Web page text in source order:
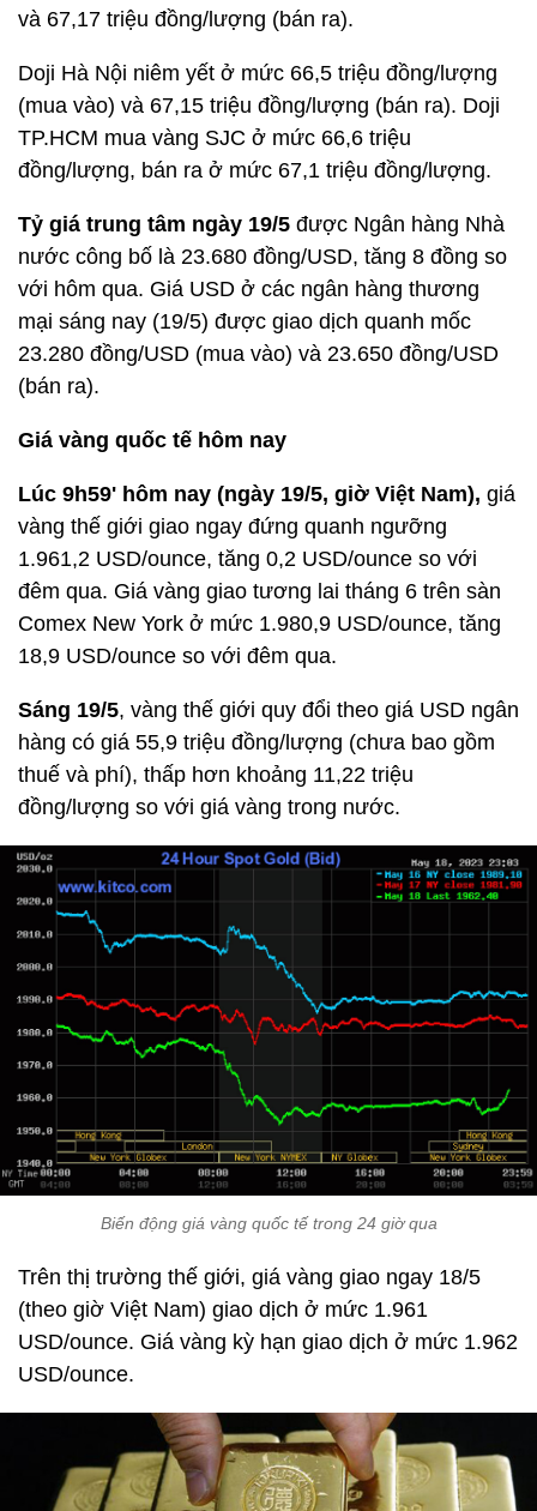
và 67,17 triệu đồng/lượng (bán ra).
Doji Hà Nội niêm yết ở mức 66,5 triệu đồng/lượng
(mua vào) và 67,15 triệu đồng/lượng (bán ra). Doji
TP.HCM mua vàng SJC ở mức 66,6 triệu
đồng/lượng, bán ra ở mức 67,1 triệu đồng/lượng.
Tỷ giá trung tâm ngày 19/5 được Ngân hàng Nhà
nước công bố là 23.680 đồng/USD, tăng 8 đồng so
với hôm qua. Giá USD ở các ngân hàng thương
mại sáng nay (19/5) được giao dịch quanh mốc
23.280 đồng/USD (mua vào) và 23.650 đồng/USD
(bán ra).
Giá vàng quốc tế hôm nay
Lúc 9h59' hôm nay (ngày 19/5, giờ Việt Nam), giá
vàng thế giới giao ngay đứng quanh ngưỡng
1.961,2 USD/ounce, tăng 0,2 USD/ounce so với
đêm qua. Giá vàng giao tương lai tháng 6 trên sàn
Comex New York ở mức 1.980,9 USD/ounce, tăng
18,9 USD/ounce so với đêm qua.
Sáng 19/5, vàng thế giới quy đổi theo giá USD ngân
hàng có giá 55,9 triệu đồng/lượng (chưa bao gồm
thuế và phí), thấp hơn khoảng 11,22 triệu
đồng/lượng so với giá vàng trong nước.
Biến động giá vàng quốc tế trong 24 giờ qua
Trên thị trường thế giới, giá vàng giao ngay 18/5
(theo giờ Việt Nam) giao dịch ở mức 1.961
USD/ounce. Giá vàng kỳ hạn giao dịch ở mức 1.962
USD/ounce.